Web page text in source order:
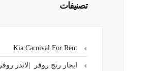
تصنيفات
ايجار رنج روڤر |لاندر روڤر